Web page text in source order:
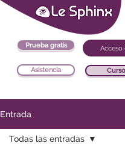
Prueba gratis
Asistencia
Acceso
Entrada
Todas las entradas